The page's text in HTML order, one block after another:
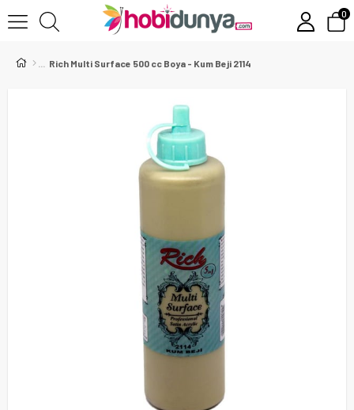
0
Rich Multi Surface 500 cc Boya - Kum Beji 2114